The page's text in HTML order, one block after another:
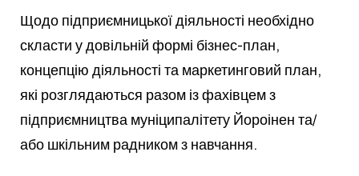
Щодо підприємницької діяльності необхідно
скласти у довільній формі бізнес-план,
концепцію діяльності та маркетинговий план,
які розглядаються разом із фахівцем з
підприємництва муніципалітету Йороінен та/
або шкільним радником з навчання.